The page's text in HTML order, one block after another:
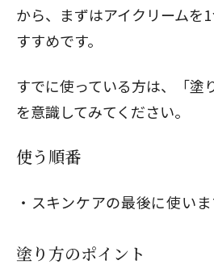
から、まずはアイクリームを
すすめです。
すでに使っている方は、「塗
を意識してみてください。
使う順番
スキンケアの最後に使いま
塗り方のポイント